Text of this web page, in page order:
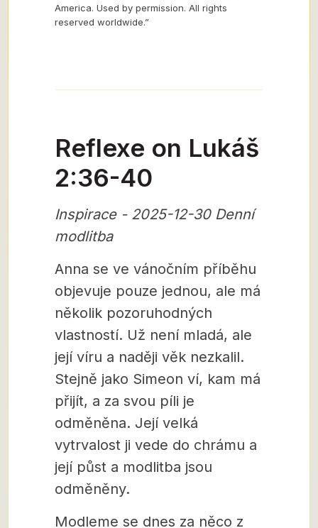
America. Used by permission. All rights
reserved worldwide.”
Reflexe on Lukáš
2:36-40
Inspirace - 2025-12-30 Denní
modlitba
Anna se ve vánočním příběhu
objevuje pouze jednou, ale má
několik pozoruhodných
vlastností. Už není mladá, ale
její víru a naději věk nezkalil.
Stejně jako Simeon ví, kam má
přijít, a za svou píli je
odměněna. Její velká
vytrvalost ji vede do chrámu a
její půst a modlitba jsou
odměněny.
Modleme se dnes za něco z